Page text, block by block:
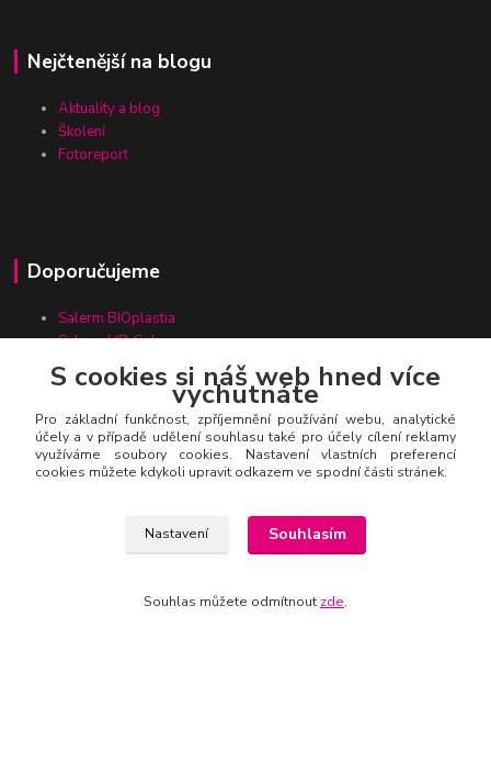
Nejčtenější na blogu
Aktuality a blog
Školení
Fotoreport
Doporučujeme
Salerm BIOplastia
Salerm HD Colors
Biokera Natura Colors
Katalog Salerm Cosmetics 2024
Kontakty
Zákaznická linka Salerm.cz
S cookies si náš web hned více
vychutnáte
Pro základní funkčnost, zpříjemnění používání webu, analytické
účely a v případě udělení souhlasu také pro účely cílení reklamy
využíváme soubory cookies. Nastavení vlastních preferencí
cookies můžete kdykoli upravit odkazem ve spodní části stránek.
Nastavení Souhlasím
Souhlas můžete odmítnout zde.